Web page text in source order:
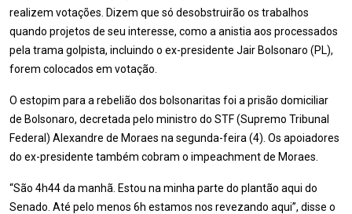
realizem votações. Dizem que só desobstruirão os trabalhos
quando projetos de seu interesse, como a anistia aos processados
pela trama golpista, incluindo o ex-presidente Jair Bolsonaro (PL),
forem colocados em votação.
O estopim para a rebelião dos bolsonaritas foi a prisão domiciliar
de Bolsonaro, decretada pelo ministro do STF (Supremo Tribunal
Federal) Alexandre de Moraes na segunda-feira (4). Os apoiadores
do ex-presidente também cobram o impeachment de Moraes.
“São 4h44 da manhã. Estou na minha parte do plantão aqui do
Senado. Até pelo menos 6h estamos nos revezando aqui”, disse o